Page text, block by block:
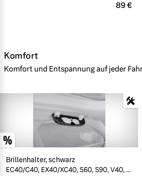
89 €
Komfort
Komfort und Entspannung auf jeder
Brillenhalter, schwarz
EC40/C40, EX40/XC40, S60, S90, V40, ...